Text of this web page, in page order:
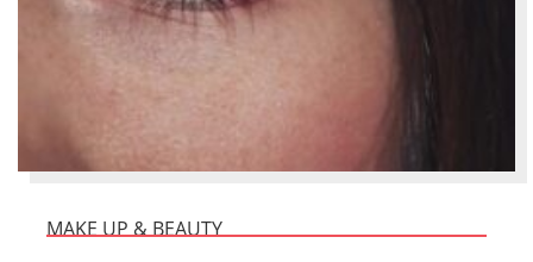
MAKE UP & BEAUTY